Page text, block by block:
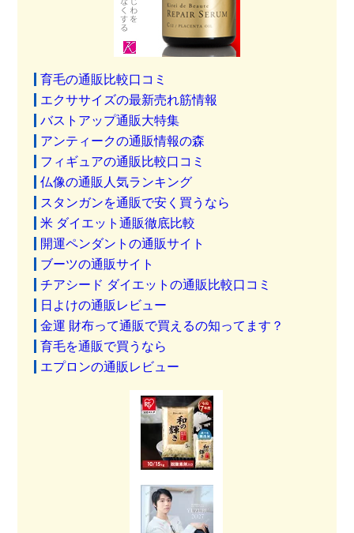
育毛の通販比較口コミ
エクササイズの最新売れ筋情報
バストアップ通販大特集
アンティークの通販情報の森
フィギュアの通販比較口コミ
仏像の通販人気ランキング
スタンガンを通販で安く買うなら
米 ダイエット通販徹底比較
開運ペンダントの通販サイト
ブーツの通販サイト
チアシード ダイエットの通販比較口コミ
日よけの通販レビュー
金運 財布って通販で買えるの知ってます？
育毛を通販で買うなら
エプロンの通販レビュー